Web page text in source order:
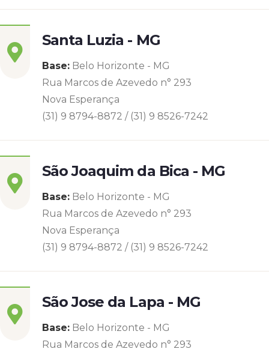
Santa Luzia - MG
Base: Belo Horizonte - MG
Rua Marcos de Azevedo n° 293
Nova Esperança
(31) 9 8794-8872 / (31) 9 8526-7242
São Joaquim da Bica - MG
Base: Belo Horizonte - MG
Rua Marcos de Azevedo n° 293
Nova Esperança
(31) 9 8794-8872 / (31) 9 8526-7242
São Jose da Lapa - MG
Base: Belo Horizonte - MG
Rua Marcos de Azevedo n° 293